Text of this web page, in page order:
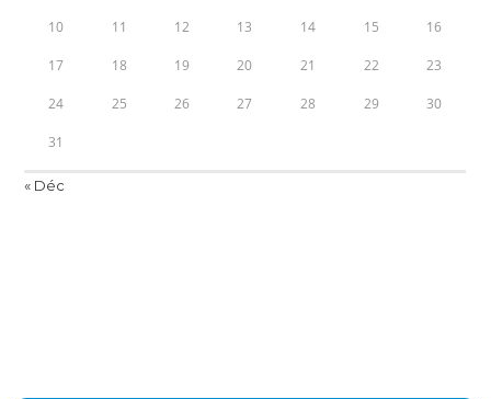
10 11 12 13 14 15 16
17 18 19 20 21 22 23
24 25 26 27 28 29 30
31
« Déc